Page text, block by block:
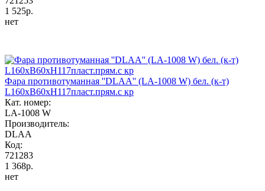
1 525р.
нет
Фара противотуманная ''DLAA'' (LA-1008 W) бел. (к-т)
L160хВ60хH117пласт.прям.с кр
Кат. номер:
LA-1008 W
Производитель:
DLAA
Код:
721283
1 368р.
нет